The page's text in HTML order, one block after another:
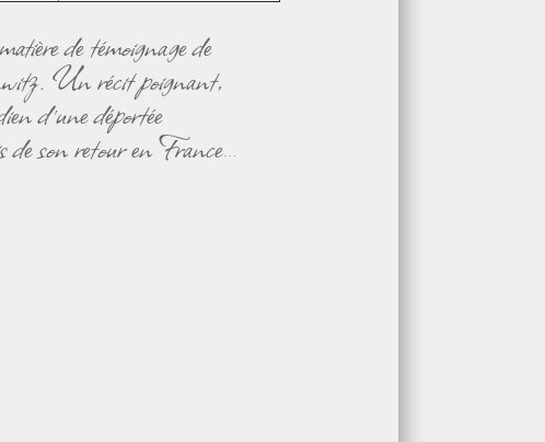
de témoignage de
Un récit poignant,
d’une déportée
son retour en France…